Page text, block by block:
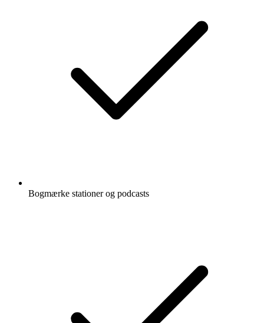
Bogmærke stationer og podcasts